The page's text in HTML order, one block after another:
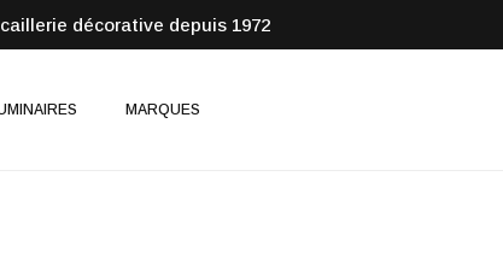
décorative depuis 1972
MARQUES